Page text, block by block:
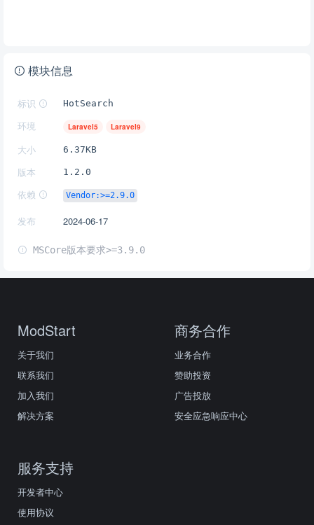
模块信息
标识 HotSearch
环境 Laravel5 Laravel9
大小 6.37KB
版本 1.2.0
依赖 Vendor:>=2.9.0
发布 2024-06-17
MSCore版本要求>=3.9.0
ModStart
关于我们
联系我们
加入我们
解决方案
商务合作
业务合作
赞助投资
广告投放
安全应急响应中心
服务支持
开发者中心
使用协议